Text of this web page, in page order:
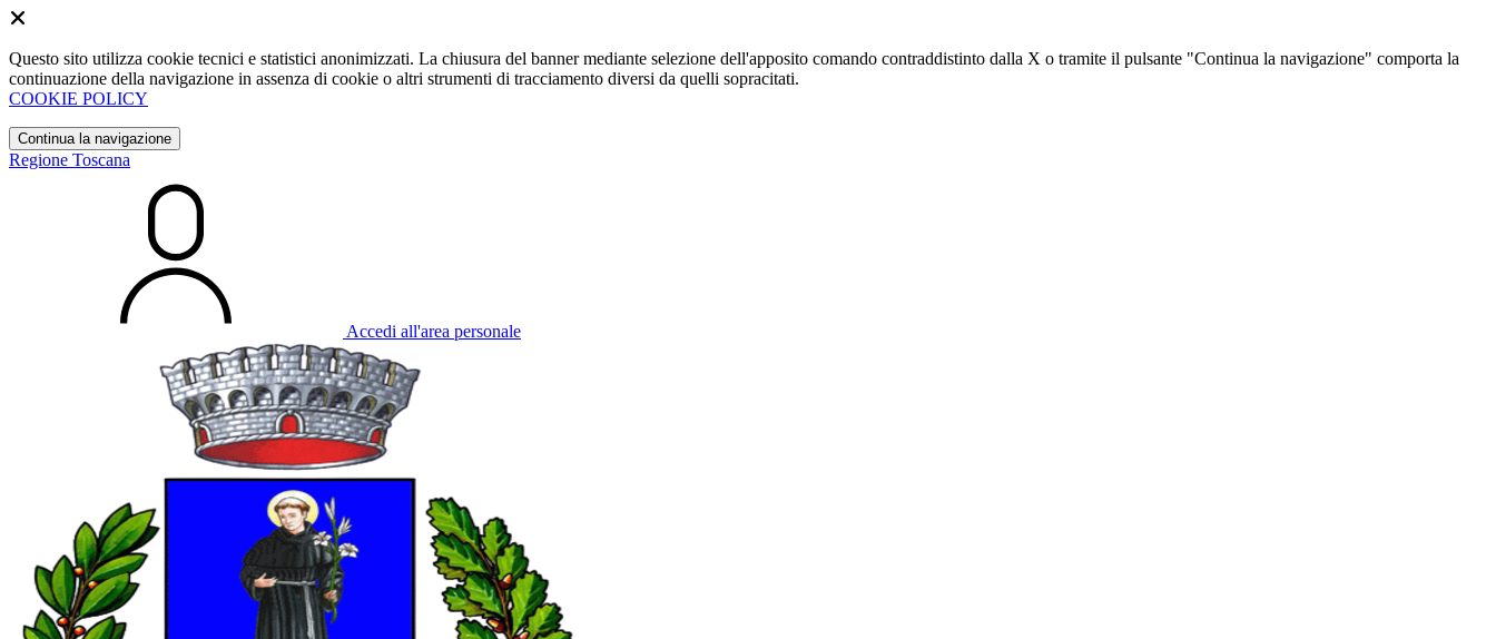
Questo sito utilizza cookie tecnici e statistici anonimizzati. La chiusura del banner mediante selezione dell'apposito comando contraddistinto dalla X o tramite il pulsante "Continua la navigazione" comporta la
continuazione della navigazione in assenza di cookie o altri strumenti di tracciamento diversi da quelli sopracitati.
COOKIE POLICY
Continua la navigazione
Regione Toscana
Accedi all'area personale